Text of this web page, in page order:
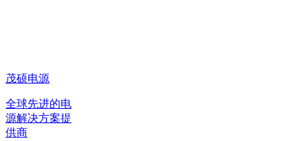
茂硕电源
全球先进的电
源解决方案提
供商